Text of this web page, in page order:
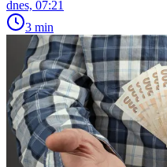
dnes, 07:21
3 min